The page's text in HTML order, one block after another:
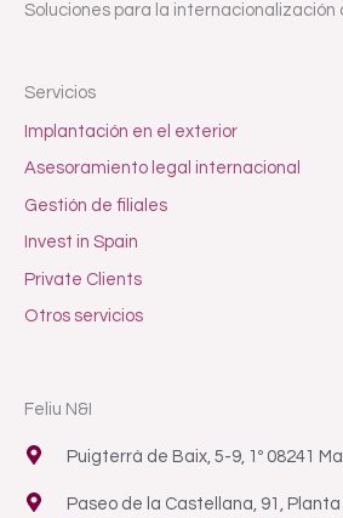
Soluciones para la internacionalización
Servicios
Implantación en el exterior
Asesoramiento legal internacional
Gestión de filiales
Invest in Spain
Private Clients
Otros servicios
Feliu N&I
Puigterrà de Baix, 5-9, 1º 08241
Paseo de la Castellana, 91, Planta